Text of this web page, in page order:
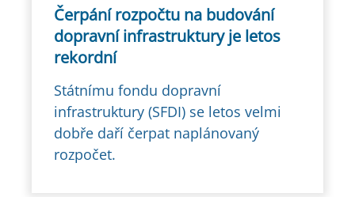
Čerpání rozpočtu na budování
dopravní infrastruktury je letos
rekordní
Státnímu fondu dopravní
infrastruktury (SFDI) se letos velmi
dobře daří čerpat naplánovaný
rozpočet.